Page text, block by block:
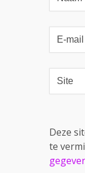
Deze
te